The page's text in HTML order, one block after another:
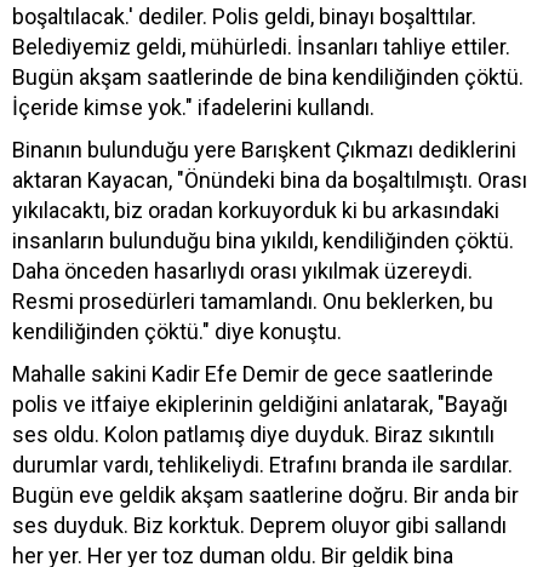
boşaltılacak.' dediler. Polis geldi, binayı boşalttılar.
Belediyemiz geldi, mühürledi. İnsanları tahliye ettiler.
Bugün akşam saatlerinde de bina kendiliğinden çöktü.
İçeride kimse yok." ifadelerini kullandı.
Binanın bulunduğu yere Barışkent Çıkmazı dediklerini
aktaran Kayacan, "Önündeki bina da boşaltılmıştı. Orası
yıkılacaktı, biz oradan korkuyorduk ki bu arkasındaki
insanların bulunduğu bina yıkıldı, kendiliğinden çöktü.
Daha önceden hasarlıydı orası yıkılmak üzereydi.
Resmi prosedürleri tamamlandı. Onu beklerken, bu
kendiliğinden çöktü." diye konuştu.
Mahalle sakini Kadir Efe Demir de gece saatlerinde
polis ve itfaiye ekiplerinin geldiğini anlatarak, "Bayağı
ses oldu. Kolon patlamış diye duyduk. Biraz sıkıntılı
durumlar vardı, tehlikeliydi. Etrafını branda ile sardılar.
Bugün eve geldik akşam saatlerine doğru. Bir anda bir
ses duyduk. Biz korktuk. Deprem oluyor gibi sallandı
her yer. Her yer toz duman oldu. Bir geldik bina